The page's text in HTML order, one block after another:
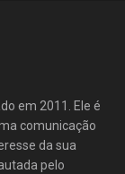
em 2011. Ele é
comunicação
da sua
pelo